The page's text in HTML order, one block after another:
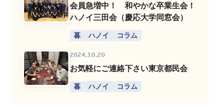
会員急増中！ 和やかな卒業生会！
ハノイ三田会（慶応大学同窓会）
暮 ハノイ コラム
2024.10.20
お気軽にご連絡下さい東京都民会
暮 ハノイ コラム